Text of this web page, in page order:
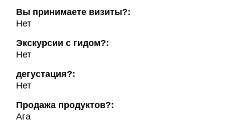
Вы принимаете визиты?:
Нет
Экскурсии с гидом?:
Нет
дегустация?:
Нет
Продажа продуктов?:
Ага